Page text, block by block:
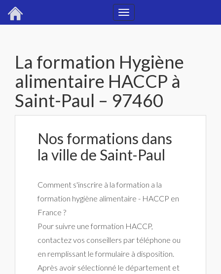
Toggle
La formation Hygiène
alimentaire HACCP à
Saint-Paul – 97460
Nos formations dans
la ville de Saint-Paul
Comment s'inscrire à la formation a la
formation hygiène alimentaire - HACCP en
France ?
Pour suivre une formation HACCP,
contactez vos conseillers par téléphone ou
en remplissant le formulaire à disposition.
Après avoir sélectionné le département et